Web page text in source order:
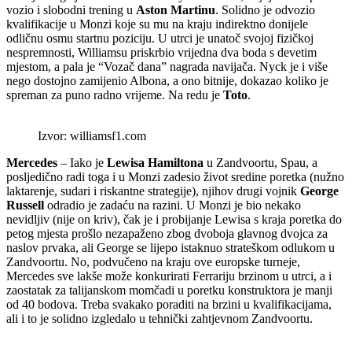
vozio i slobodni trening u Aston Martinu. Solidno je odvozio
kvalifikacije u Monzi koje su mu na kraju indirektno donijele
odličnu osmu startnu poziciju. U utrci je unatoč svojoj fizičkoj
nespremnosti, Williamsu priskrbio vrijedna dva boda s devetim
mjestom, a pala je “Vozač dana” nagrada navijača. Nyck je i više
nego dostojno zamijenio Albona, a ono bitnije, dokazao koliko je
spreman za puno radno vrijeme. Na redu je Toto.
Izvor: williamsf1.com
Mercedes – Iako je Lewisa Hamiltona u Zandvoortu, Spau, a
posljedično radi toga i u Monzi zadesio život sredine poretka (nužno
laktarenje, sudari i riskantne strategije), njihov drugi vojnik George
Russell odradio je zadaću na razini. U Monzi je bio nekako
nevidljiv (nije on kriv), čak je i probijanje Lewisa s kraja poretka do
petog mjesta prošlo nezapaženo zbog dvoboja glavnog dvojca za
naslov prvaka, ali George se lijepo istaknuo strateškom odlukom u
Zandvoortu. No, podvučeno na kraju ove europske turneje,
Mercedes sve lakše može konkurirati Ferrariju brzinom u utrci, a i
zaostatak za talijanskom momčadi u poretku konstruktora je manji
od 40 bodova. Treba svakako poraditi na brzini u kvalifikacijama,
ali i to je solidno izgledalo u tehnički zahtjevnom Zandvoortu.